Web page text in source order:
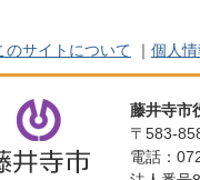
のサイトについて ｜ 個人
藤井寺市
〒583-
電話：